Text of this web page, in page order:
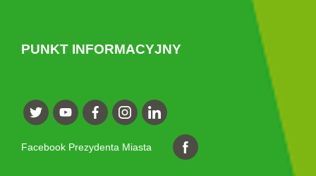
PUNKT INFORMACYJNY
Facebook Prezydenta Miasta